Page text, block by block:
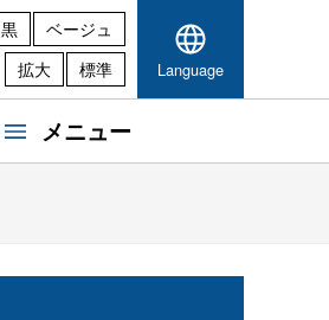
黒
ベージュ
拡大 標準 Language
メニュー